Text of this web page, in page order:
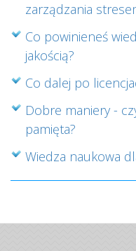
zarządzania
Co powinieneś
jakością?
Co dalej po
Dobre maniery -
pamięta?
Wiedza naukowa